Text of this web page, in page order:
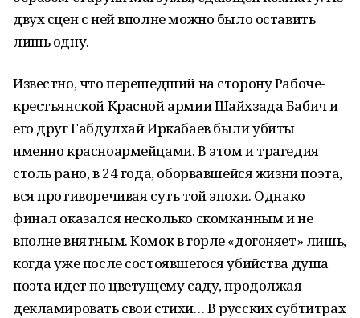
двух сцен с ней вполне можно было оставить
лишь одну.
Известно, что перешедший на сторону Рабоче-
крестьянской Красной армии Шайхзада Бабич и
его друг Габдулхай Иркабаев были убиты
именно красноармейцами. В этом и трагедия
столь рано, в 24 года, оборвавшейся жизни поэта,
вся противоречивая суть той эпохи. Однако
финал оказался несколько скомканным и не
вполне внятным. Комок в горле «догоняет» лишь,
когда уже после состоявшегося убийства душа
поэта идет по цветущему саду, продолжая
декламировать свои стихи… В русских субтитрах